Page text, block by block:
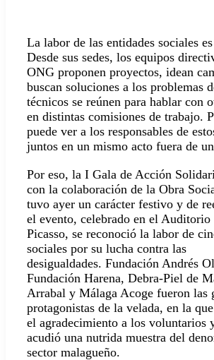
La labor de las entidades sociales
Desde sus sedes, los equipos
ONG proponen proyectos, idean
buscan soluciones a los problemas
técnicos se reúnen para hablar con
en distintas comisiones de trabajo.
puede ver a los responsables de
juntos en un mismo acto fuera de
Por eso, la I Gala de Acción
con la colaboración de la Obra
tuvo ayer un carácter festivo y de
el evento, celebrado en el Auditorio
Picasso, se reconoció la labor de
sociales por su lucha contra las
desigualdades. Fundación Andrés
Fundación Harena, Debra-Piel de
Arrabal y Málaga Acoge fueron las
protagonistas de la velada, en la
el agradecimiento a los voluntarios
acudió una nutrida muestra del
sector malagueño.